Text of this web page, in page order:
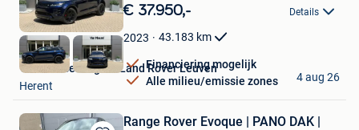
in
Mijn
Favorieten
€ 37.950,- Details
2023 43.183 km
Financiering mogelijk
Alle milieu/emissie zones
Van Mossel Jaguar Land Rover Leuven
Herent
4 aug 26
Range Rover Evoque | PANO DAK |